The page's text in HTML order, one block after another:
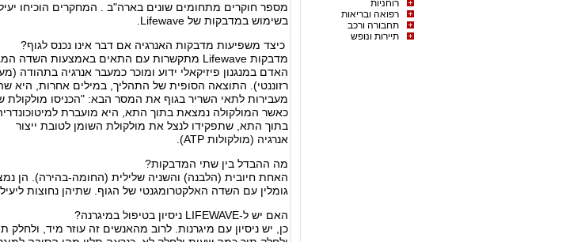
רוחניות
רפואה ובריאות
תחבורה ורכב
תיירות ונופש
מספר חוקרים מתחומים שונים בארה"ב . המחקרים הוכיחו
בשימוש במדבקות של Lifewave.
כיצד משפיעות מדבקות האנרגיה אם דבר אינו נכנס לגוף?
מדבקות Lifewave מתקשרות עם התאים באמצעות השדה
האדם במנגנון פיזיקאלי ידוע ומוכר כמעבר אנרגיה בתהודה
רזוננטי). התוצאה הסופית של התהליך, במילים אחרות, היא
מעבירות לתאי השריר בגוף את המסר הבא: "הכניסו מולקולת
כאשר המולקולה נמצאת בתוך התא, היא מועברת
בתוך התא, שתפקידו לנצל את מולקולת השומן לטובת ייצור
אנרגיה (מולקולות ATP).
מה ההבדל בין שתי המדבקות?
האחת חיובית (הלבנה) והשניה שלילית (החומה-בהירה). הן
גומלין עם השדה האלקטרומגנטי של הגוף. שתיהן נחוצות
האם יש ל-LIFEWAVE ניסיון בטיפול במיגרנה?
כן, יש ניסיון עם מיגרנות. לרוב מהאנשים זה עוזר מיד, ולחלק